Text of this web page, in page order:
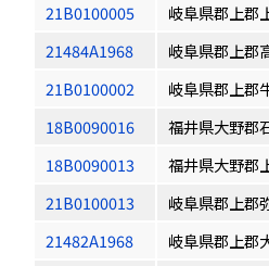
21B0100005
岐阜県郡上郡
21484A1968
岐阜県郡上郡
21B0100002
岐阜県郡上郡
18B0090016
福井県大野郡
18B0090013
福井県大野郡
21B0100013
岐阜県郡上郡
21482A1968
岐阜県郡上郡